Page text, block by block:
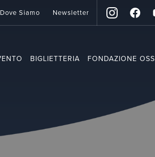
BIGLIETTERIA FONDAZIONE OSS
Dove Siamo Newsletter